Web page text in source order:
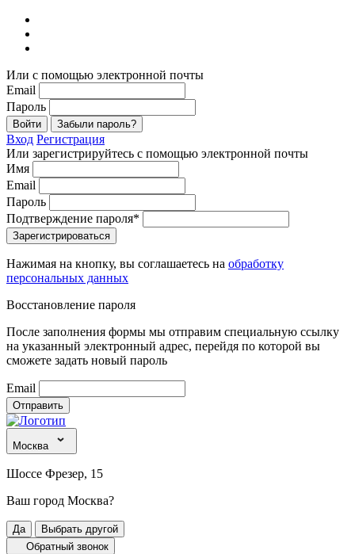
Или с помощью электронной почты
Email
Пароль
Войти Забыли пароль?
Вход Регистрация
Или зарегистрируйтесь с помощью электронной почты
Имя
Email
Пароль
Подтверждение пароля*
Зарегистрироваться
Нажимая на кнопку, вы соглашаетесь на обработку
персональных данных
Восстановление пароля
После заполнения формы мы отправим специальную ссылку
на указанный электронный адрес, перейдя по которой вы
сможете задать новый пароль
Email
Отправить
Москва
Шоссе Фрезер, 15
Ваш город Москва?
Да
Выбрать другой
Обратный звонок